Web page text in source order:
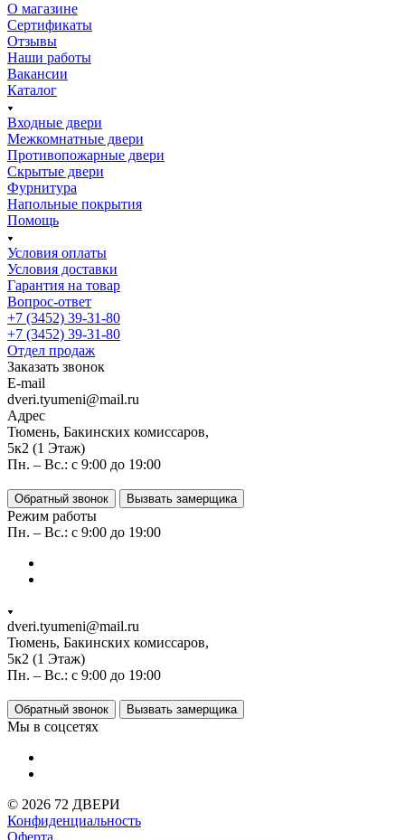
О магазине
Сертификаты
Отзывы
Наши работы
Вакансии
Каталог
Входные двери
Межкомнатные двери
Противопожарные двери
Скрытые двери
Фурнитура
Напольные покрытия
Помощь
Условия оплаты
Условия доставки
Гарантия на товар
Вопрос-ответ
+7 (3452) 39-31-80
+7 (3452) 39-31-80
Отдел продаж
Заказать звонок
E-mail
dveri.tyumeni@mail.ru
Адрес
Тюмень, Бакинских комиссаров,
5к2 (1 Этаж)
Пн. – Вс.: с 9:00 до 19:00
Обратный звонок Вызвать замерщика
Режим работы
Пн. – Вс.: с 9:00 до 19:00
dveri.tyumeni@mail.ru
Тюмень, Бакинских комиссаров,
5к2 (1 Этаж)
Пн. – Вс.: с 9:00 до 19:00
Обратный звонок Вызвать замерщика
Мы в соцсетях
© 2026 72 ДВЕРИ
Конфиденциальность